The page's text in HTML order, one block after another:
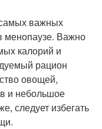
важных
менопаузе. Важно
калорий и
рацион
овощей,
и небольшое
следует избегать